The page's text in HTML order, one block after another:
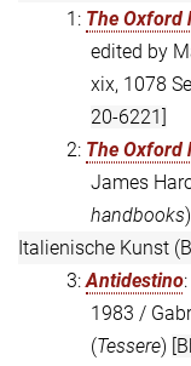
1: The Oxford
edited by
xix, 1078
20-6221]
2: The Oxford
James
handbooks)
Italienische Kunst
3:Antidestino
1983 /
(Tessere)